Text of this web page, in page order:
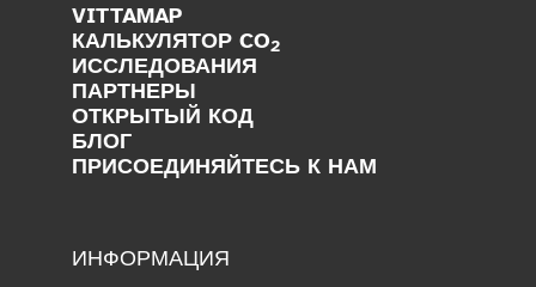
VITTAMAP
КАЛЬКУЛЯТОР CO2
ИССЛЕДОВАНИЯ
ПАРТНЕРЫ
ОТКРЫТЫЙ КОД
БЛОГ
ПРИСОЕДИНЯЙТЕСЬ К НАМ
ИНФОРМАЦИЯ